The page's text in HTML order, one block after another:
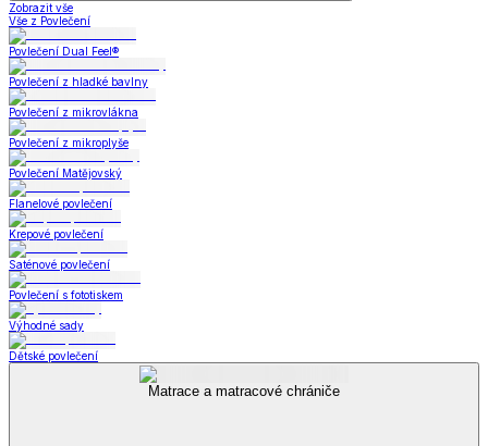
Zobrazit vše
Vše z Povlečení
Povlečení Dual Feel®
Povlečení z hladké bavlny
Povlečení z mikrovlákna
Povlečení z mikroplyše
Povlečení Matějovský
Flanelové povlečení
Krepové povlečení
Saténové povlečení
Povlečení s fototiskem
Výhodné sady
Dětské povlečení
Matrace a matracové chrániče